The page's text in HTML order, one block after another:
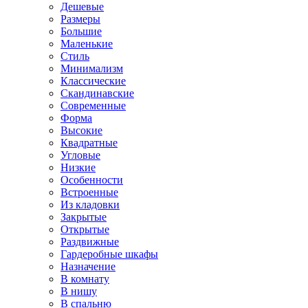
Дешевые
Размеры
Большие
Маленькие
Стиль
Минимализм
Классические
Скандинавские
Современные
Форма
Высокие
Квадратные
Угловые
Низкие
Особенности
Встроенные
Из кладовки
Закрытые
Открытые
Раздвижные
Гардеробные шкафы
Назначение
В комнату
В нишу
В спальню